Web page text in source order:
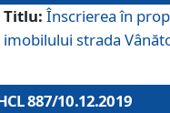
Titlu: Înscrierea în
imobilului strada
887/10.12.2019